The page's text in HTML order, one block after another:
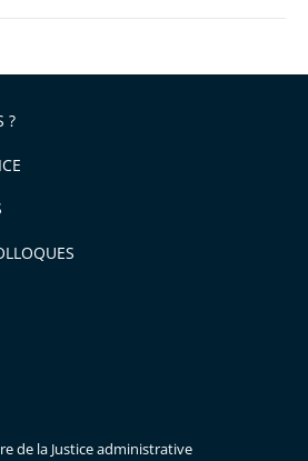
?
de la Justice administrative